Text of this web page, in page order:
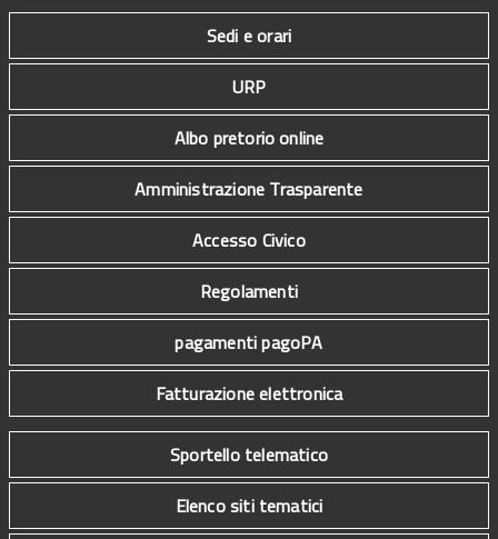
Sedi e orari
URP
Albo pretorio online
Amministrazione Trasparente
Accesso Civico
Regolamenti
pagamenti pagoPA
Fatturazione elettronica
Sportello telematico
Elenco siti tematici